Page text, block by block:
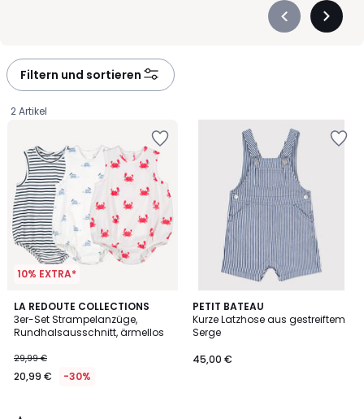
Précédent
Filtern und sortieren
2 Artikel
10% EXTRA*
LA REDOUTE COLLECTIONS
3er-Set Strampelanzüge,
Rundhalsausschnitt, ärmellos
€
Statt
€
29,99 €
20,99 € -30%
5
/
5
PETIT BATEAU
Kurze Latzhose aus gestreiftem
Serge
45,00 €